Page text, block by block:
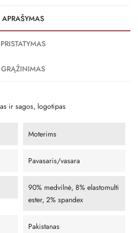
APRAŠYMAS
PRISTATYMAS
GRĄŽINIMAS
ir sagos, logotipas
Moterims
Pavasaris/vasara
90% medvilnė, 8% elastomulti
ester, 2% spandex
Pakistanas